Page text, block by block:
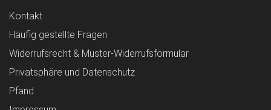
Kontakt
Häufig gestellte Fragen
Widerrufsrecht & Muster-Widerrufsformular
Privatsphäre und Datenschutz
Pfand